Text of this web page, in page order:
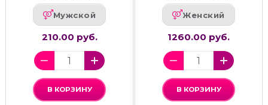
Мужской
210.00 руб.
В КОРЗИНУ
Женский
1260.00 руб.
В КОРЗИНУ